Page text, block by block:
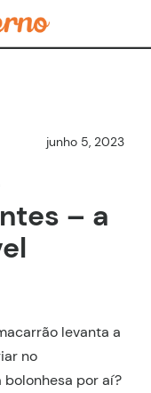
junho 5, 2023
– a
levanta a
no
por aí?